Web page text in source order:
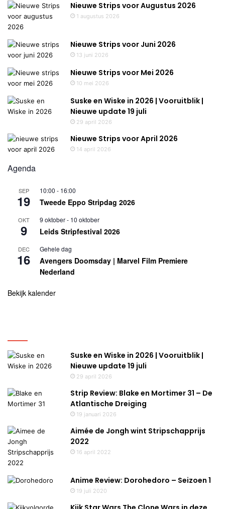
Nieuwe Strips voor Augustus 2026
1 augustus 2026
Nieuwe Strips voor Juni 2026
13 juni 2026
Nieuwe Strips voor Mei 2026
10 mei 2026
Suske en Wiske in 2026 | Vooruitblik |
Nieuwe update 19 juli
29 april 2026
Nieuwe Strips voor April 2026
14 april 2026
Agenda
SEP
19
10:00 - 16:00
Tweede Eppo Stripdag 2026
OKT
9
9 oktober- 10 oktober
Leids Stripfestival 2026
DEC
16
Gehele dag
Avengers Doomsday | Marvel Film Premiere
Nederland
Bekijk kalender
Suske en Wiske in 2026 | Vooruitblik |
Nieuwe update 19 juli
29 april 2026
Strip Review: Blake en Mortimer 31 – De
Atlantische Dreiging
19 januari 2026
Aimée de Jongh wint Stripschapprijs
2022
16 april 2022
Anime Review: Dorohedoro – Seizoen 1
19 juli 2020